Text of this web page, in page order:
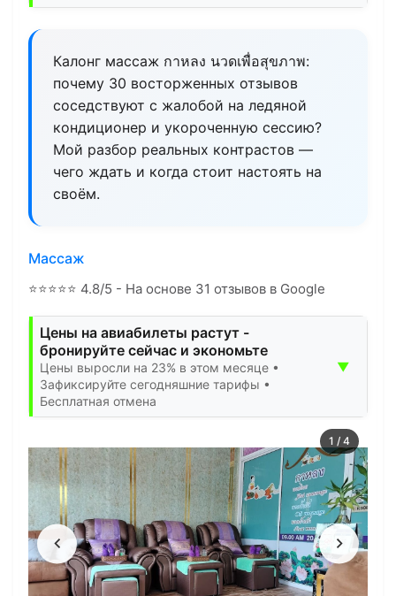
Калонг массаж กาหลง นวดเพื่อสุขภาพ:
почему 30 восторженных отзывов
соседствуют с жалобой на ледяной
кондиционер и укороченную сессию?
Мой разбор реальных контрастов —
чего ждать и когда стоит настоять на
своём.
Массаж
⭐⭐⭐⭐⭐ 4.8/5 - На основе 31 отзывов в Google
Цены на авиабилеты растут -
бронируйте сейчас и экономьте
Цены выросли на 23% в этом месяце •
Зафиксируйте сегодняшние тарифы •
Бесплатная отмена
▼
1 / 4